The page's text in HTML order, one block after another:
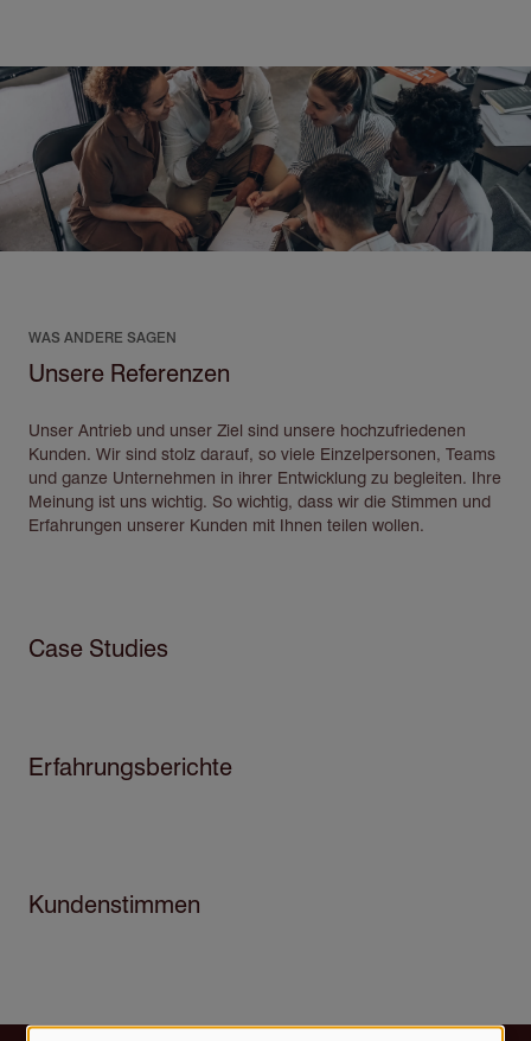
Direkt
Inhalt
WAS ANDERE SAGEN
Unsere Referenzen
Unser Antrieb und unser Ziel sind unsere hochzufriedenen
Kunden. Wir sind stolz darauf, so viele Einzelpersonen, Teams
und ganze Unternehmen in ihrer Entwicklung zu begleiten. Ihre
Meinung ist uns wichtig. So wichtig, dass wir die Stimmen und
Erfahrungen unserer Kunden mit Ihnen teilen wollen.
Case Studies
Erfahrungsberichte
Kundenstimmen